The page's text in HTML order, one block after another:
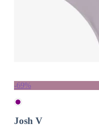
-69%
Josh V